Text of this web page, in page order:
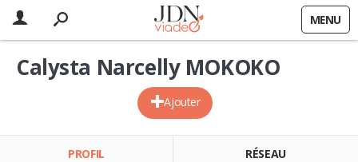
MENU
Ajouter
Calysta Narcelly MOKOKO
PROFIL RÉSEAU